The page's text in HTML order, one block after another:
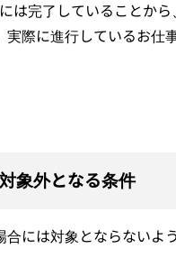
は完了していることか
実際に進行しているお仕
象外となる条件
合には対象とならないよ